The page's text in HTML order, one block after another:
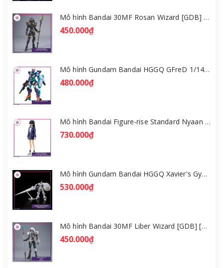
Mô hình Bandai 30MF Rosan Wizard [GDB] [30MF]
450.000₫
Mô hình Gundam Bandai HGGQ GFreD 1/144 [GDB] [BHG]
480.000₫
Mô hình Bandai Figure-rise Standard Nyaan - Gundam GQuuuuuuX [GDB] [FRS]
730.000₫
Mô hình Gundam Bandai HGGQ Xavier's Gyan Hakuji-Packs 1/144 [GDB] [BHG]
530.000₫
Mô hình Bandai 30MF Liber Wizard [GDB] [30MF]
450.000₫